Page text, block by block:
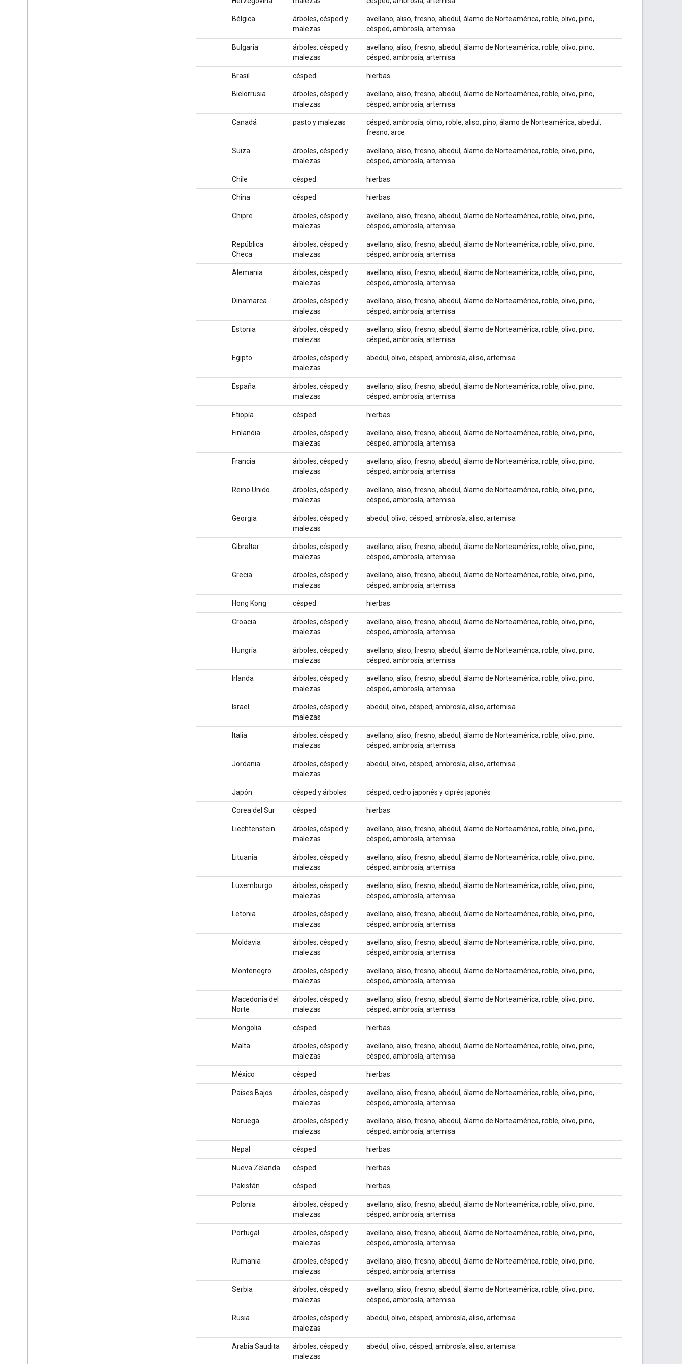
Bélgica
árboles, césped y
malezas
avellano, aliso, fresno, abedul, álamo de Norteamérica, roble, olivo, pino,
césped, ambrosía, artemisa
Bulgaria
árboles, césped y
malezas
avellano, aliso, fresno, abedul, álamo de Norteamérica, roble, olivo, pino,
césped, ambrosía, artemisa
Brasil césped hierbas
Bielorrusia
árboles, césped y
malezas
avellano, aliso, fresno, abedul, álamo de Norteamérica, roble, olivo, pino,
césped, ambrosía, artemisa
Canadá pasto y malezas
césped, ambrosía, olmo, roble, aliso, pino, álamo de Norteamérica, abedul,
fresno, arce
Suiza
árboles, césped y
malezas
avellano, aliso, fresno, abedul, álamo de Norteamérica, roble, olivo, pino,
césped, ambrosía, artemisa
Chile césped hierbas
China césped hierbas
Chipre
árboles, césped y
malezas
avellano, aliso, fresno, abedul, álamo de Norteamérica, roble, olivo, pino,
césped, ambrosía, artemisa
República
Checa
árboles, césped y
malezas
avellano, aliso, fresno, abedul, álamo de Norteamérica, roble, olivo, pino,
césped, ambrosía, artemisa
Alemania
árboles, césped y
malezas
avellano, aliso, fresno, abedul, álamo de Norteamérica, roble, olivo, pino,
césped, ambrosía, artemisa
Dinamarca
árboles, césped y
malezas
avellano, aliso, fresno, abedul, álamo de Norteamérica, roble, olivo, pino,
césped, ambrosía, artemisa
Estonia
árboles, césped y
malezas
avellano, aliso, fresno, abedul, álamo de Norteamérica, roble, olivo, pino,
césped, ambrosía, artemisa
Egipto
árboles, césped y
malezas
abedul, olivo, césped, ambrosía, aliso, artemisa
España
árboles, césped y
malezas
avellano, aliso, fresno, abedul, álamo de Norteamérica, roble, olivo, pino,
césped, ambrosía, artemisa
Etiopía césped hierbas
Finlandia
árboles, césped y
malezas
avellano, aliso, fresno, abedul, álamo de Norteamérica, roble, olivo, pino,
césped, ambrosía, artemisa
Francia
árboles, césped y
malezas
avellano, aliso, fresno, abedul, álamo de Norteamérica, roble, olivo, pino,
césped, ambrosía, artemisa
Reino Unido
árboles, césped y
malezas
avellano, aliso, fresno, abedul, álamo de Norteamérica, roble, olivo, pino,
césped, ambrosía, artemisa
Georgia
árboles, césped y
malezas
abedul, olivo, césped, ambrosía, aliso, artemisa
Gibraltar
árboles, césped y
malezas
avellano, aliso, fresno, abedul, álamo de Norteamérica, roble, olivo, pino,
césped, ambrosía, artemisa
Grecia
árboles, césped y
malezas
avellano, aliso, fresno, abedul, álamo de Norteamérica, roble, olivo, pino,
césped, ambrosía, artemisa
Hong Kong césped hierbas
Croacia
árboles, césped y
malezas
avellano, aliso, fresno, abedul, álamo de Norteamérica, roble, olivo, pino,
césped, ambrosía, artemisa
Hungría
árboles, césped y
malezas
avellano, aliso, fresno, abedul, álamo de Norteamérica, roble, olivo, pino,
césped, ambrosía, artemisa
Irlanda
árboles, césped y
malezas
avellano, aliso, fresno, abedul, álamo de Norteamérica, roble, olivo, pino,
césped, ambrosía, artemisa
Israel
árboles, césped y
malezas
abedul, olivo, césped, ambrosía, aliso, artemisa
Italia
árboles, césped y
malezas
avellano, aliso, fresno, abedul, álamo de Norteamérica, roble, olivo, pino,
césped, ambrosía, artemisa
Jordania
árboles, césped y
malezas
abedul, olivo, césped, ambrosía, aliso, artemisa
Japón césped y árboles césped, cedro japonés y ciprés japonés
Corea del Sur césped hierbas
Liechtenstein
árboles, césped y
malezas
avellano, aliso, fresno, abedul, álamo de Norteamérica, roble, olivo, pino,
césped, ambrosía, artemisa
Lituania
árboles, césped y
malezas
avellano, aliso, fresno, abedul, álamo de Norteamérica, roble, olivo, pino,
césped, ambrosía, artemisa
Luxemburgo
árboles, césped y
malezas
avellano, aliso, fresno, abedul, álamo de Norteamérica, roble, olivo, pino,
césped, ambrosía, artemisa
Letonia
árboles, césped y
malezas
avellano, aliso, fresno, abedul, álamo de Norteamérica, roble, olivo, pino,
césped, ambrosía, artemisa
Moldavia
árboles, césped y
malezas
avellano, aliso, fresno, abedul, álamo de Norteamérica, roble, olivo, pino,
césped, ambrosía, artemisa
Montenegro
árboles, césped y
malezas
avellano, aliso, fresno, abedul, álamo de Norteamérica, roble, olivo, pino,
césped, ambrosía, artemisa
Macedonia del
Norte
árboles, césped y
malezas
avellano, aliso, fresno, abedul, álamo de Norteamérica, roble, olivo, pino,
césped, ambrosía, artemisa
Mongolia césped hierbas
Malta
árboles, césped y
malezas
avellano, aliso, fresno, abedul, álamo de Norteamérica, roble, olivo, pino,
césped, ambrosía, artemisa
México césped hierbas
Países Bajos
árboles, césped y
malezas
avellano, aliso, fresno, abedul, álamo de Norteamérica, roble, olivo, pino,
césped, ambrosía, artemisa
Noruega
árboles, césped y
malezas
avellano, aliso, fresno, abedul, álamo de Norteamérica, roble, olivo, pino,
césped, ambrosía, artemisa
Nepal césped hierbas
Nueva Zelanda césped hierbas
Pakistán césped hierbas
Polonia
árboles, césped y
malezas
avellano, aliso, fresno, abedul, álamo de Norteamérica, roble, olivo, pino,
césped, ambrosía, artemisa
Portugal
árboles, césped y
malezas
avellano, aliso, fresno, abedul, álamo de Norteamérica, roble, olivo, pino,
césped, ambrosía, artemisa
Rumania
árboles, césped y
malezas
avellano, aliso, fresno, abedul, álamo de Norteamérica, roble, olivo, pino,
césped, ambrosía, artemisa
Serbia
árboles, césped y
malezas
avellano, aliso, fresno, abedul, álamo de Norteamérica, roble, olivo, pino,
césped, ambrosía, artemisa
Rusia
árboles, césped y
malezas
abedul, olivo, césped, ambrosía, aliso, artemisa
Arabia Saudita
árboles, césped y
malezas
abedul, olivo, césped, ambrosía, aliso, artemisa